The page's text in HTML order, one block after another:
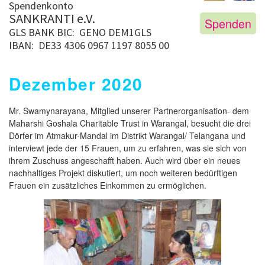
Spendenkonto
SANKRANTI e.V. Spenden
GLS BANK BIC: GENO DEM1GLS
IBAN: DE33 4306 0967 1197 8055 00
Dezember 2020
Mr. Swamynarayana, Mitglied unserer Partnerorganisation- dem
Maharshi Goshala Charitable Trust in Warangal, besucht die drei
Dörfer im Atmakur-Mandal im Distrikt Warangal/ Telangana und
interviewt jede der 15 Frauen, um zu erfahren, was sie sich von
ihrem Zuschuss angeschafft haben. Auch wird über ein neues
nachhaltiges Projekt diskutiert, um noch weiteren bedürftigen
Frauen ein zusätzliches Einkommen zu ermöglichen.